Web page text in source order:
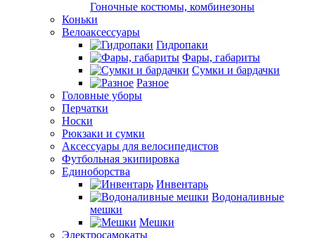
Гоночные костюмы, комбинезоны
Коньки
Велоаксессуары
Гидропаки
Фары, габариты
Сумки и бардачки
Разное
Головные уборы
Перчатки
Носки
Рюкзаки и сумки
Аксессуары для велосипедистов
Футбольная экипировка
Единоборства
Инвентарь
Водоналивные
мешки
Мешки
Электросамокаты